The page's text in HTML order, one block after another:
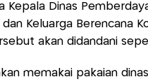
Kepala Dinas
dan Keluarga Berencana
akan didandani
memakai pakaian